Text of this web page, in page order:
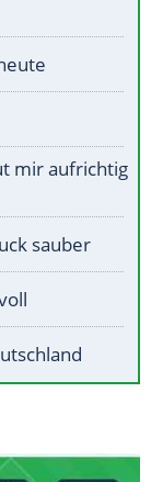
mir aufrichtig
sauber